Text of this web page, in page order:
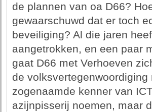
de plannen van oa D66?
gewaarschuwd dat er toch
beveiliging? Al die jaren
aangetrokken, en een paar
gaat D66 met Verhoeven
de
zogenaamde kenner van
azijnpisserij noemen, maar